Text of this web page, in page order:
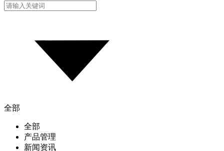
全部
全部
产品管理
新闻资讯